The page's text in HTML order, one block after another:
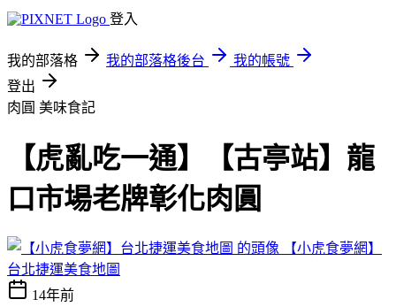
登入
我的部落格 我的部落格後台
我的帳號
登出
肉圓 美味食記
【虎亂吃一通】【古亭站】龍
口市場老牌彰化肉圓
【小虎食夢網】
台北捷運美食地圖
14年前